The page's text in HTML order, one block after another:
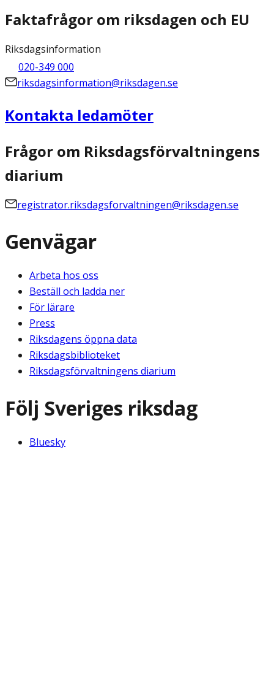
Faktafrågor om riksdagen och EU
Riksdagsinformation
020-349 000
riksdagsinformation@riksdagen.se
Kontakta ledamöter
Frågor om Riksdagsförvaltningens
diarium
registrator.riksdagsforvaltningen@riksdagen.se
Genvägar
Arbeta hos oss
Beställ och ladda ner
För lärare
Press
Riksdagens öppna data
Riksdagsbiblioteket
Riksdagsförvaltningens diarium
Följ Sveriges riksdag
Bluesky